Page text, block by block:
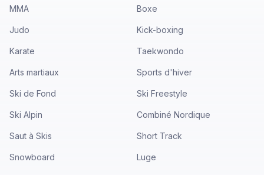
MMA Boxe
Judo Kick-boxing
Karate Taekwondo
Arts martiaux Sports d'hiver
Ski de Fond Ski Freestyle
Ski Alpin Combiné Nordique
Saut à Skis Short Track
Snowboard Luge